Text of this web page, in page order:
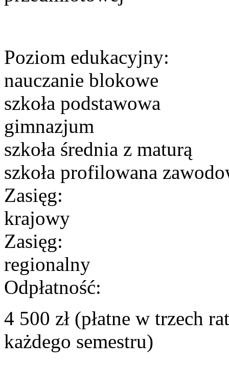
Poziom edukacyjny:
nauczanie blokowe
szkoła podstawowa
gimnazjum
szkoła średnia z maturą
szkoła profilowana
Zasięg:
krajowy
Zasięg:
regionalny
Odpłatność:
4 500 zł (płatne w trzech
każdego semestru)